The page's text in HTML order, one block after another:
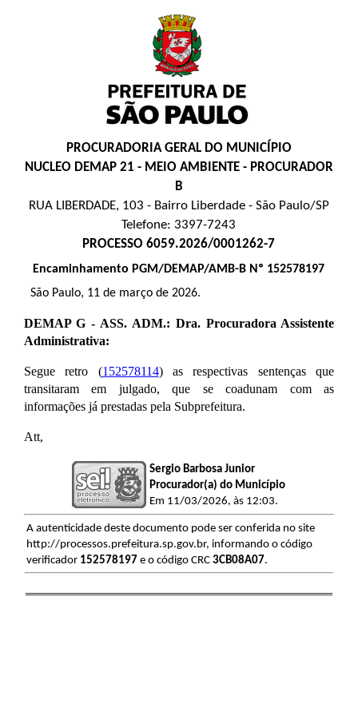
PROCURADORIA GERAL DO MUNICÍPIO
NUCLEO DEMAP 21 - MEIO AMBIENTE - PROCURADOR
B
RUA LIBERDADE, 103 - Bairro Liberdade - São Paulo/SP
Telefone: 3397-7243
PROCESSO 6059.2026/0001262-7
Encaminhamento PGM/DEMAP/AMB-B Nº 152578197
São Paulo, 11 de março de 2026.
DEMAP G - ASS. ADM.: Dra. Procuradora Assistente
Administrativa:
Segue retro (152578114) as respectivas sentenças que
transitaram em julgado, que se coadunam com as
informações já prestadas pela Subprefeitura.
Att,
Sergio Barbosa Junior
Procurador(a) do Município
Em 11/03/2026, às 12:03.
A autenticidade deste documento pode ser conferida no site
http://processos.prefeitura.sp.gov.br, informando o código
verificador 152578197 e o código CRC 3CB08A07.